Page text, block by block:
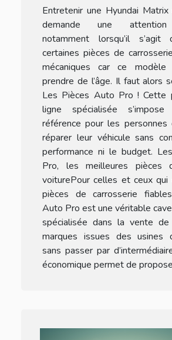
Entretenir une Hyundai
demande une attention
notamment lorsqu’il s’agit
certaines pièces de
mécaniques car ce modèle
prendre de l’âge. Il faut alors
Les Pièces Auto Pro ! Cette
ligne spécialisée
référence pour les personnes
réparer leur véhicule sans
performance ni le budget.
Pro, les meilleures pièces
voiturePour celles et ceux qui
pièces de carrosserie
Auto Pro est une véritable
spécialisée dans la vente
marques issues des usines
sans passer par
économique permet de